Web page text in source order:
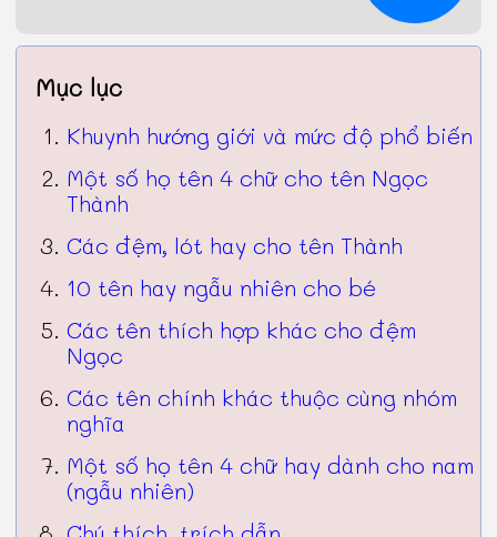
Mục lục
Khuynh hướng giới và mức độ phổ biến
Một số họ tên 4 chữ cho tên Ngọc
Thành
Các đệm, lót hay cho tên Thành
10 tên hay ngẫu nhiên cho bé
Các tên thích hợp khác cho đệm
Ngọc
Các tên chính khác thuộc cùng nhóm
nghĩa
Một số họ tên 4 chữ hay dành cho nam
(ngẫu nhiên)